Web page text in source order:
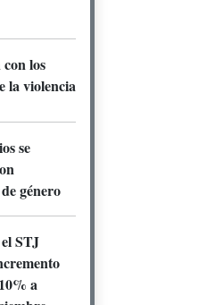
los
la violencia
se
género
STJ
a